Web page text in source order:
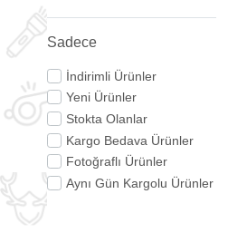
Sadece
İndirimli Ürünler
Yeni Ürünler
Stokta Olanlar
Kargo Bedava Ürünler
Fotoğraflı Ürünler
Aynı Gün Kargolu Ürünler